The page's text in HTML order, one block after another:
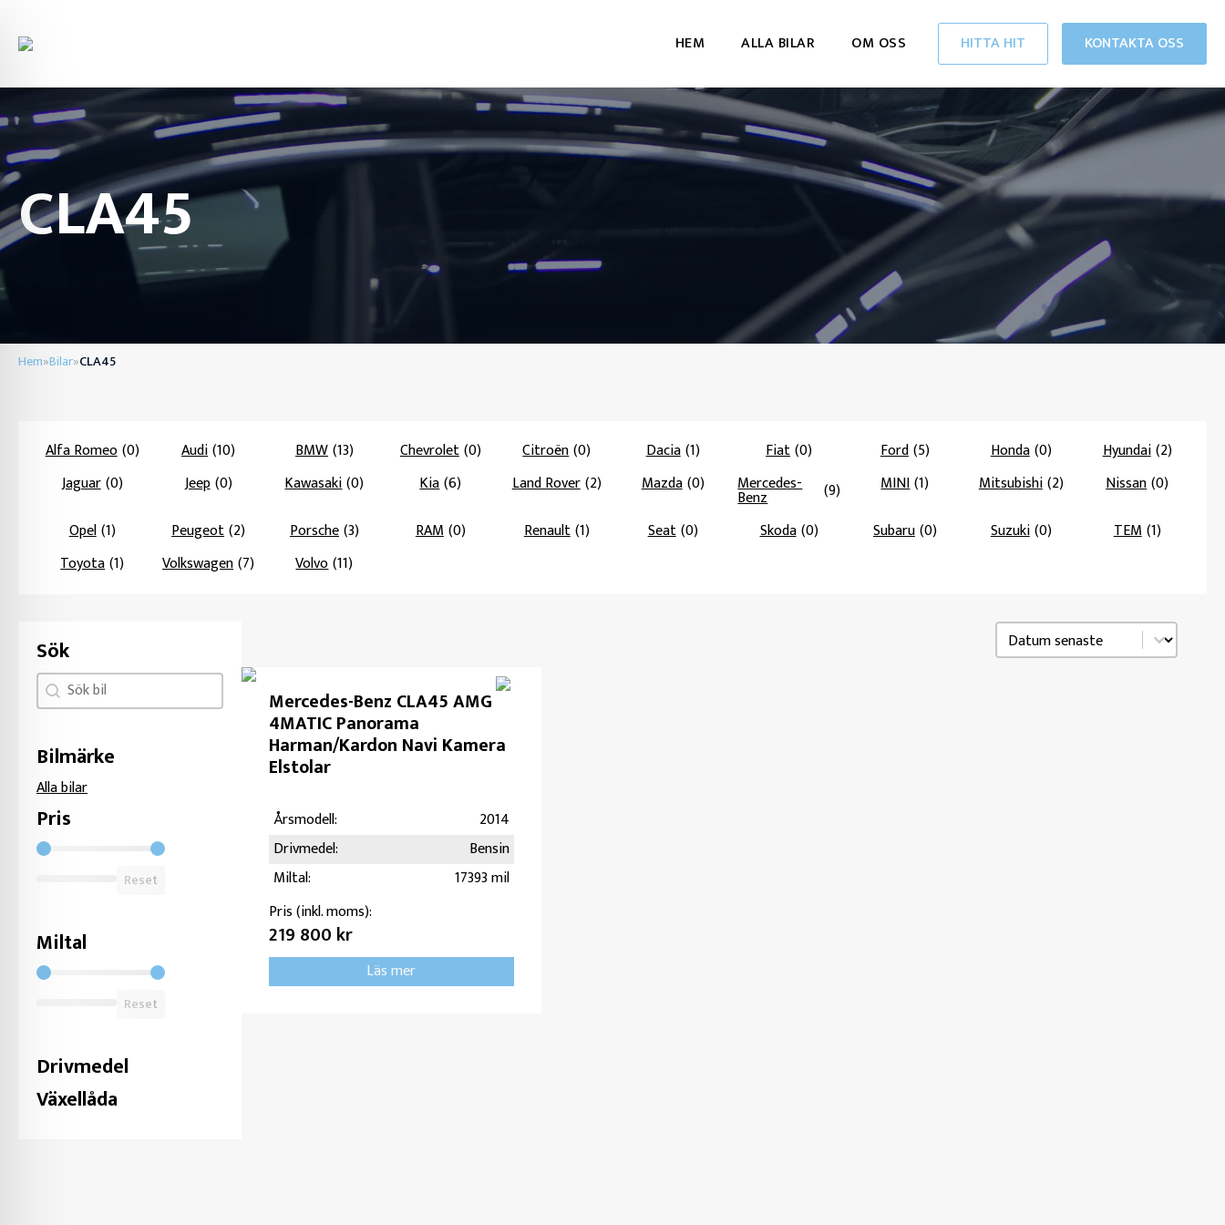
HEM ALLA BILAR OM OSS HITTA HIT KONTAKTA OSS
CLA45
Hem»Bilar»CLA45
Alfa Romeo(0) Audi(10) BMW(13) Chevrolet(0) Citroën(0) Dacia(1) Fiat(0) Ford(5) Honda(0) Hyundai(2)
Jaguar(0) Jeep (0) Kawasaki(0) Kia(6) Land Rover(2) Mazda(0) Mercedes-
Benz (9) MINI(1) Mitsubishi(2) Nissan(0)
Opel(1) Peugeot(2) Porsche(3) RAM(0) Renault(1) Seat(0) Skoda (0) Subaru(0) Suzuki(0) TEM(1)
Toyota(1) Volkswagen(7) Volvo(11)
Sök
Sök facet
Search content
Bilmärke
Alla bilar
Pris
Filter Pris
Reset
Miltal
Filter Miltal
Reset
Drivmedel
Växellåda
Sortering
Sort content
Mercedes-Benz CLA45 AMG
4MATIC Panorama
Harman/Kardon Navi Kamera
Elstolar
Årsmodell:
2014
Drivmedel:
Bensin
Miltal:
17393 mil
Pris (inkl. moms):
219 800 kr
Läs mer